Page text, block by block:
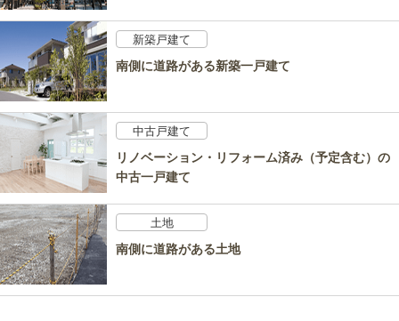
新築戸建て
南側に道路がある新築一戸建て
中古戸建て
リノベーション・リフォーム済み（予定含む）の
中古一戸建て
土地
南側に道路がある土地